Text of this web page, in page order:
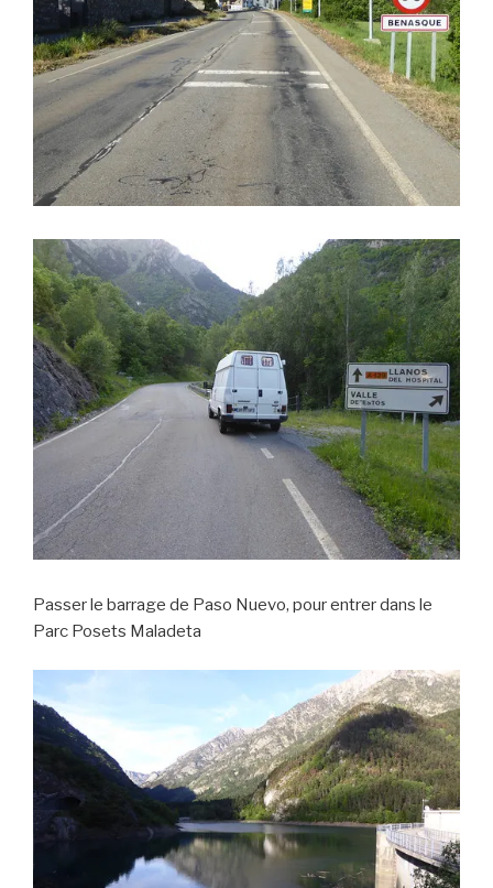
Passer le barrage de Paso Nuevo, pour entrer dans le
Parc Posets Maladeta